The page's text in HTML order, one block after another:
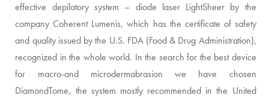
effective depilatory system – diode laser LightSheer by the
company Coherent Lumenis, which has the certificate of safety
and quality issued by the U.S. FDA (Food & Drug Administration),
recognized in the whole world. In the search for the best device
for macro-and microdermabrasion we have chosen
DiamondTome, the system mostly recommended in the United